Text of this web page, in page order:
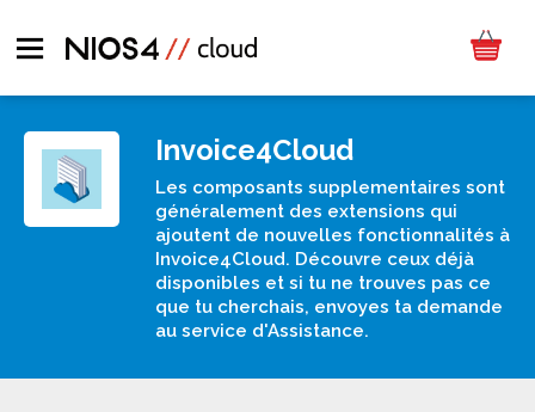
Invoice4Cloud
Les composants supplementaires sont
généralement des extensions qui
ajoutent de nouvelles fonctionnalités à
Invoice4Cloud. Découvre ceux déjà
disponibles et si tu ne trouves pas ce
que tu cherchais, envoyes ta demande
au service d'Assistance.